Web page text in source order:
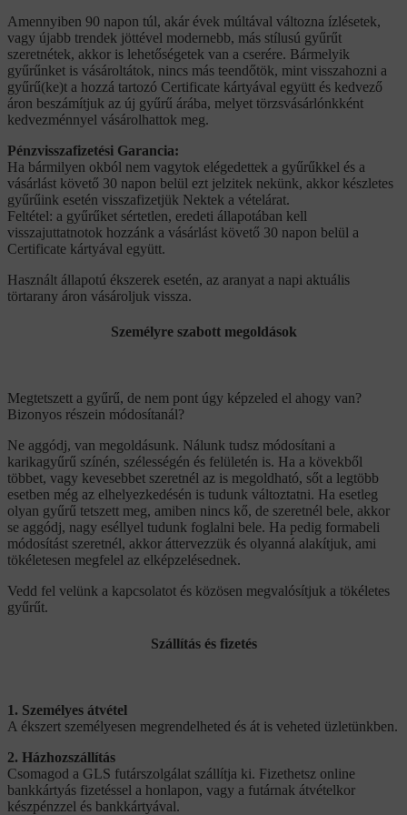
Amennyiben 90 napon túl, akár évek múltával változna ízlésetek,
vagy újabb trendek jöttével modernebb, más stílusú gyűrűt
szeretnétek, akkor is lehetőségetek van a cserére. Bármelyik
gyűrűnket is vásároltátok, nincs más teendőtök, mint visszahozni a
gyűrű(ke)t a hozzá tartozó Certificate kártyával együtt és kedvező
áron beszámítjuk az új gyűrű árába, melyet törzsvásárlónkként
kedvezménnyel vásárolhattok meg.
Pénzvisszafizetési Garancia:
Ha bármilyen okból nem vagytok elégedettek a gyűrűkkel és a
vásárlást követő 30 napon belül ezt jelzitek nekünk, akkor készletes
gyűrűink esetén visszafizetjük Nektek a vételárat.
Feltétel: a gyűrűket sértetlen, eredeti állapotában kell
visszajuttatnotok hozzánk a vásárlást követő 30 napon belül a
Certificate kártyával együtt.
Használt állapotú ékszerek esetén, az aranyat a napi aktuális
törtarany áron vásároljuk vissza.
Személyre szabott megoldások
Megtetszett a gyűrű, de nem pont úgy képzeled el ahogy van?
Bizonyos részein módosítanál?
Ne aggódj, van megoldásunk. Nálunk tudsz módosítani a
karikagyűrű színén, szélességén és felületén is. Ha a kövekből
többet, vagy kevesebbet szeretnél az is megoldható, sőt a legtöbb
esetben még az elhelyezkedésén is tudunk változtatni. Ha esetleg
olyan gyűrű tetszett meg, amiben nincs kő, de szeretnél bele, akkor
se aggódj, nagy eséllyel tudunk foglalni bele. Ha pedig formabeli
módosítást szeretnél, akkor áttervezzük és olyanná alakítjuk, ami
tökéletesen megfelel az elképzelésednek.
Vedd fel velünk a kapcsolatot és közösen megvalósítjuk a tökéletes
gyűrűt.
Szállítás és fizetés
1. Személyes átvétel
A ékszert személyesen megrendelheted és át is veheted üzletünkben.
2. Házhozszállítás
Csomagod a GLS futárszolgálat szállítja ki. Fizethetsz online
bankkártyás fizetéssel a honlapon, vagy a futárnak átvételkor
készpénzzel és bankkártyával.